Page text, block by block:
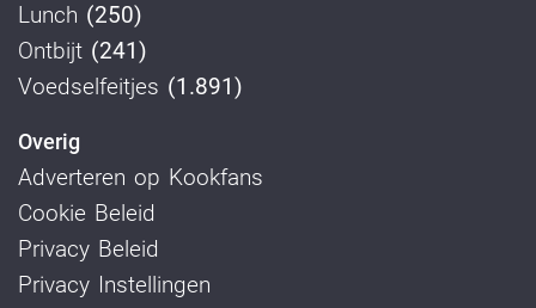
Lunch (250)
Ontbijt (241)
Voedselfeitjes (1.891)
Overig
Adverteren op Kookfans
Cookie Beleid
Privacy Beleid
Privacy Instellingen